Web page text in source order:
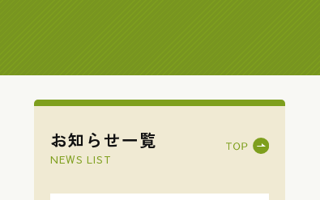
お知らせ一覧
NEWS LIST